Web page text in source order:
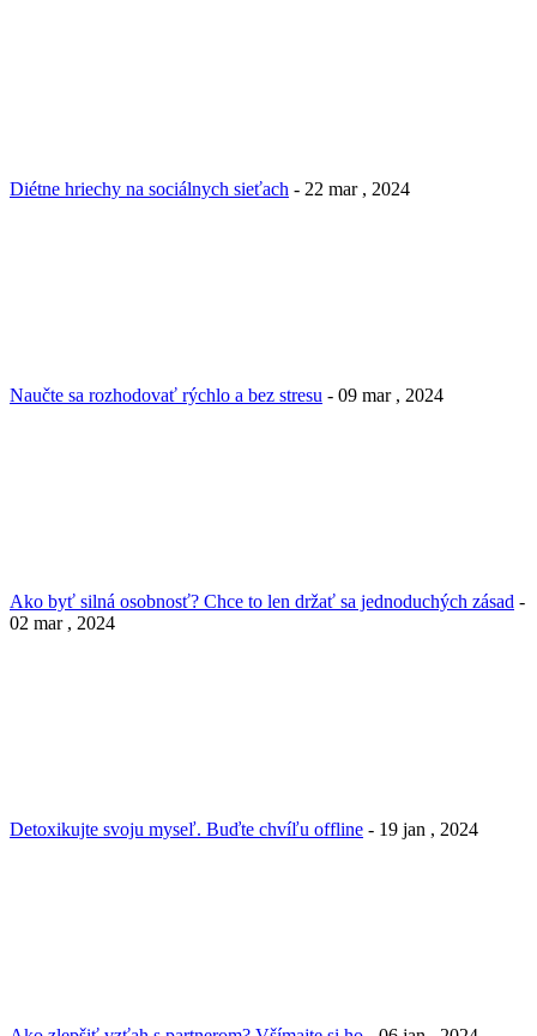
Diétne hriechy na sociálnych sieťach - 22 mar , 2024
Naučte sa rozhodovať rýchlo a bez stresu - 09 mar , 2024
Ako byť silná osobnosť? Chce to len držať sa jednoduchých zásad -
02 mar , 2024
Detoxikujte svoju myseľ. Buďte chvíľu offline - 19 jan , 2024